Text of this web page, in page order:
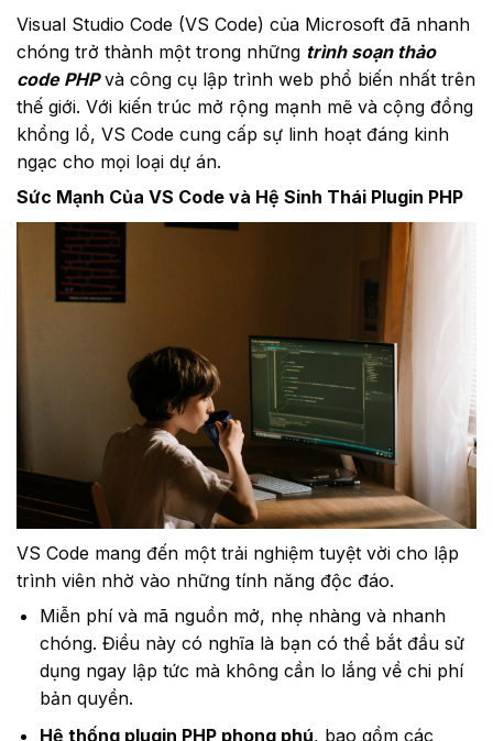
Visual Studio Code (VS Code) của Microsoft đã nhanh
chóng trở thành một trong những trình soạn thảo
code PHPvà công cụ lập trình web phổ biến nhất trên
thế giới. Với kiến trúc mở rộng mạnh mẽ và cộng đồng
khổng lồ, VS Code cung cấp sự linh hoạt đáng kinh
ngạc cho mọi loại dự án.
Sức Mạnh Của VS Code và Hệ Sinh Thái Plugin PHP
VS Code mang đến một trải nghiệm tuyệt vời cho lập
trình viên nhờ vào những tính năng độc đáo.
Miễn phí và mã nguồn mở, nhẹ nhàng và nhanh
chóng. Điều này có nghĩa là bạn có thể bắt đầu sử
dụng ngay lập tức mà không cần lo lắng về chi phí
bản quyền.
Hệ thống plugin PHP phong phú, bao gồm các